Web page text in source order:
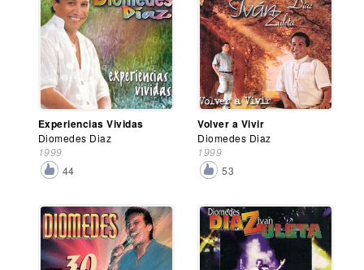
Experiencias Vividas
Diomedes Diaz
1999
44
Volver a Vivir
Diomedes Diaz
1999
53